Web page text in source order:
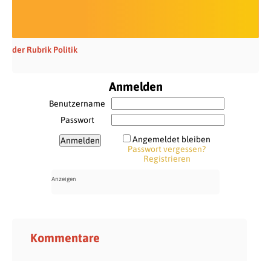
der Rubrik Politik
Anmelden
Benutzername
Passwort
Angemeldet bleiben
Passwort vergessen?
Registrieren
Kommentare